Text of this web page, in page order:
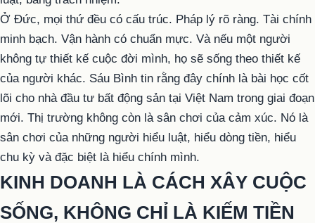
Ở Đức, mọi thứ đều có cấu trúc. Pháp lý rõ ràng. Tài chính
minh bạch. Vận hành có chuẩn mực. Và nếu một người
không tự thiết kế cuộc đời mình, họ sẽ sống theo thiết kế
của người khác. Sáu Bình tin rằng đây chính là bài học cốt
lõi cho nhà đầu tư bất động sản tại Việt Nam trong giai đoạn
mới. Thị trường không còn là sân chơi của cảm xúc. Nó là
sân chơi của những người hiểu luật, hiểu dòng tiền, hiểu
chu kỳ và đặc biệt là hiểu chính mình.
KINH DOANH LÀ CÁCH XÂY CUỘC
SỐNG, KHÔNG CHỈ LÀ KIẾM TIỀN